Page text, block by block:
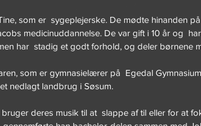
som er  sygeplejerske. De mødte hinanden
medicinuddannelse. De var gift i 10 år og
har  stadig et godt forhold, og deler børnene
som er gymnasielærer på  Egedal
nedlagt landbrug i Søsum.
deres musik til at  slappe af til eller for at